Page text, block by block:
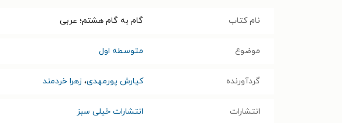
نام کتاب گام به گام هشتم؛ عربی
موضوع متوسطه اول
گردآورنده کیارش پورمهدی، زهرا خردمند
انتشارات انتشارات خیلی سبز